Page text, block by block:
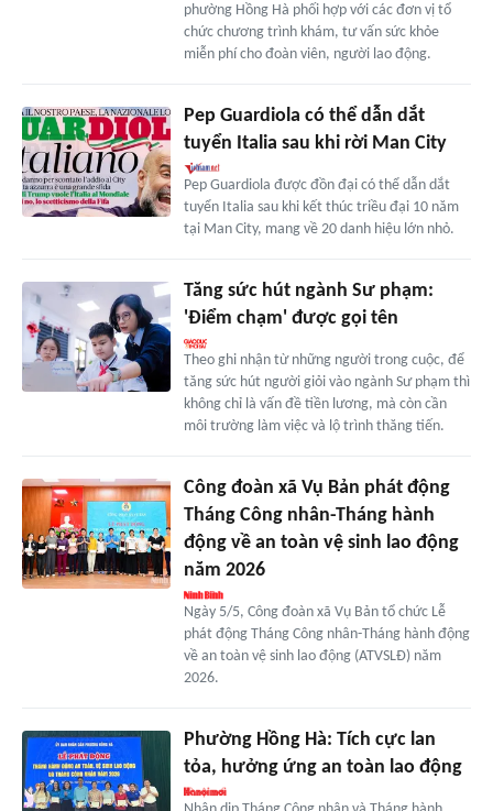
phường Hồng Hà phối hợp với các đơn vị tổ
chức chương trình khám, tư vấn sức khỏe
miễn phí cho đoàn viên, người lao động.
Pep Guardiola có thể dẫn dắt
tuyển Italia sau khi rời Man City
Pep Guardiola được đồn đại có thể dẫn dắt
tuyển Italia sau khi kết thúc triều đại 10 năm
tại Man City, mang về 20 danh hiệu lớn nhỏ.
Tăng sức hút ngành Sư phạm:
'Điểm chạm' được gọi tên
Theo ghi nhận từ những người trong cuộc, để
tăng sức hút người giỏi vào ngành Sư phạm thì
không chỉ là vấn đề tiền lương, mà còn cần
môi trường làm việc và lộ trình thăng tiến.
Công đoàn xã Vụ Bản phát động
Tháng Công nhân-Tháng hành
động về an toàn vệ sinh lao động
năm 2026
Ngày 5/5, Công đoàn xã Vụ Bản tổ chức Lễ
phát động Tháng Công nhân-Tháng hành động
về an toàn vệ sinh lao động (ATVSLĐ) năm
2026.
Phường Hồng Hà: Tích cực lan
tỏa, hưởng ứng an toàn lao động